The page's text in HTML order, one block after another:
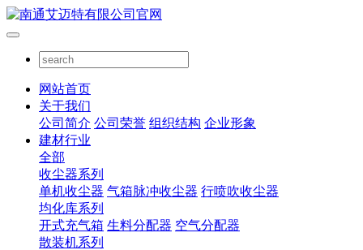
网站首页
关于我们
公司简介 公司荣誉 组织结构 企业形象
建材行业
全部
收尘器系列
单机收尘器 气箱脉冲收尘器 行喷吹收尘器
均化库系列
开式充气箱 生料分配器 空气分配器
散装机系列